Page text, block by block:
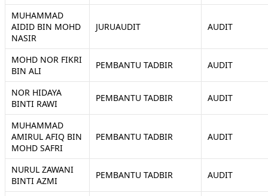
MUHAMMAD
AIDID BIN MOHD
NASIR
JURUAUDIT AUDIT
MOHD NOR FIKRI
BIN ALI
PEMBANTU TADBIR AUDIT
NOR HIDAYA
BINTI RAWI
PEMBANTU TADBIR AUDIT
MUHAMMAD
AMIRUL AFIQ BIN
MOHD SAFRI
PEMBANTU TADBIR AUDIT
NURUL ZAWANI
BINTI AZMI
PEMBANTU TADBIR AUDIT